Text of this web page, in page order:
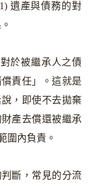
遺產與債務的對
於被繼承人之債
責任」。這就是
，即使不去拋棄
產去償還被繼承
圍內負責。
斷，常見的分流